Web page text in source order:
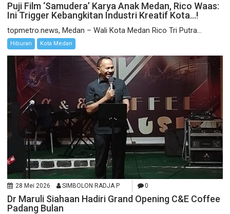
Puji Film ‘Samudera’ Karya Anak Medan, Rico Waas:
Ini Trigger Kebangkitan Industri Kreatif Kota…!
topmetro.news, Medan – Wali Kota Medan Rico Tri Putra...
Hiburan Kota Medan
28 Mei 2026 SIMBOLON RADJA P 0
Dr Maruli Siahaan Hadiri Grand Opening C&E Coffee
Padang Bulan